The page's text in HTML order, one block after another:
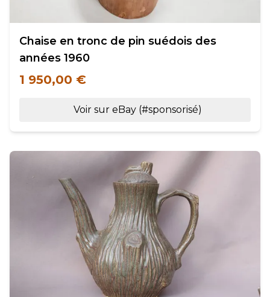
Chaise en tronc de pin suédois des
années 1960
1 950,00 €
Voir sur eBay (#sponsorisé)